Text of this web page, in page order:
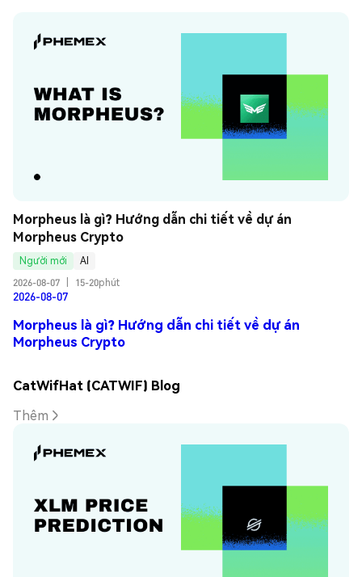
Morpheus là gì? Hướng dẫn chi tiết về dự án
Morpheus Crypto
Người mới
AI
2026-08-07
15-20phút
2026-08-07
Morpheus là gì? Hướng dẫn chi tiết về dự án
Morpheus Crypto
CatWifHat (CATWIF) Blog
Thêm